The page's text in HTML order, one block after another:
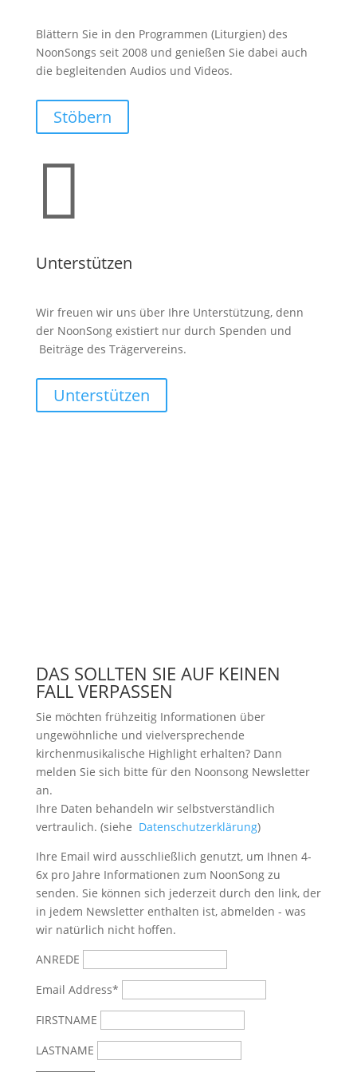
Blättern Sie in den Programmen (Liturgien) des
NoonSongs seit 2008 und genießen Sie dabei auch
die begleitenden Audios und Videos.
Stöbern

Unterstützen
Wir freuen wir uns über Ihre Unterstützung, denn
der NoonSong existiert nur durch Spenden und
Beiträge des Trägervereins.
Unterstützen
DAS SOLLTEN SIE AUF KEINEN
FALL VERPASSEN
Sie möchten frühzeitig Informationen über
ungewöhnliche und vielversprechende
kirchenmusikalische Highlight erhalten? Dann
melden Sie sich bitte für den Noonsong Newsletter
an.
Ihre Daten behandeln wir selbstverständlich
vertraulich. (siehe Datenschutzerklärung)
Ihre Email wird ausschließlich genutzt, um Ihnen 4-
6x pro Jahre Informationen zum NoonSong zu
senden. Sie können sich jederzeit durch den link, der
in jedem Newsletter enthalten ist, abmelden - was
wir natürlich nicht hoffen.
ANREDE
Email Address*
FIRSTNAME
LASTNAME